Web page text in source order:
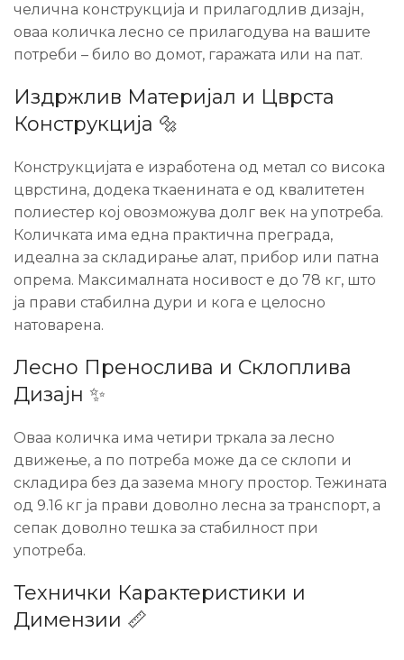
челична конструкција и прилагодлив дизајн,
оваа количка лесно се прилагодува на вашите
потреби – било во домот, гаражата или на пат.
Издржлив Материјал и Цврста
Конструкција 🔩
Конструкцијата е изработена од метал со висока
цврстина, додека ткаенината е од квалитетен
полиестер кој овозможува долг век на употреба.
Количката има една практична преграда,
идеална за складирање алат, прибор или патна
опрема. Максималната носивост е до 78 кг, што
ја прави стабилна дури и кога е целосно
натоварена.
Лесно Пренослива и Склоплива
Дизајн ✨
Оваа количка има четири тркала за лесно
движење, а по потреба може да се склопи и
складира без да зазема многу простор. Тежината
од 9.16 кг ја прави доволно лесна за транспорт, а
сепак доволно тешка за стабилност при
употреба.
Технички Карактеристики и
Димензии 📏